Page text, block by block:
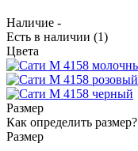
Наличие -
Есть в наличии (1)
Цвета
Размер
Как определить размер?
Размер